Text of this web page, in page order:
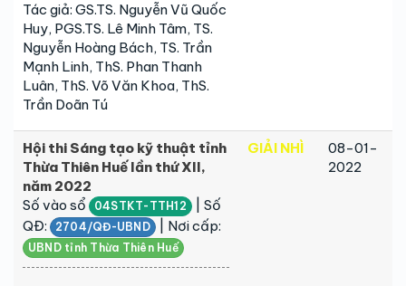
Tác giả: GS.TS. Nguyễn Vũ Quốc
Huy, PGS.TS. Lê Minh Tâm, TS.
Nguyễn Hoàng Bách, TS. Trần
Mạnh Linh, ThS. Phan Thanh
Luân, ThS. Võ Văn Khoa, ThS.
Trần Doãn Tú
Hội thi Sáng tạo kỹ thuật tỉnh
Thừa Thiên Huế lần thứ XII,
năm 2022
Số vào sổ
04STKT-TTH12 | Số
QĐ:
2704/QĐ-UBND | Nơi cấp:
UBND tỉnh Thừa Thiên Huế
GIẢI NHÌ
08-01-
2022